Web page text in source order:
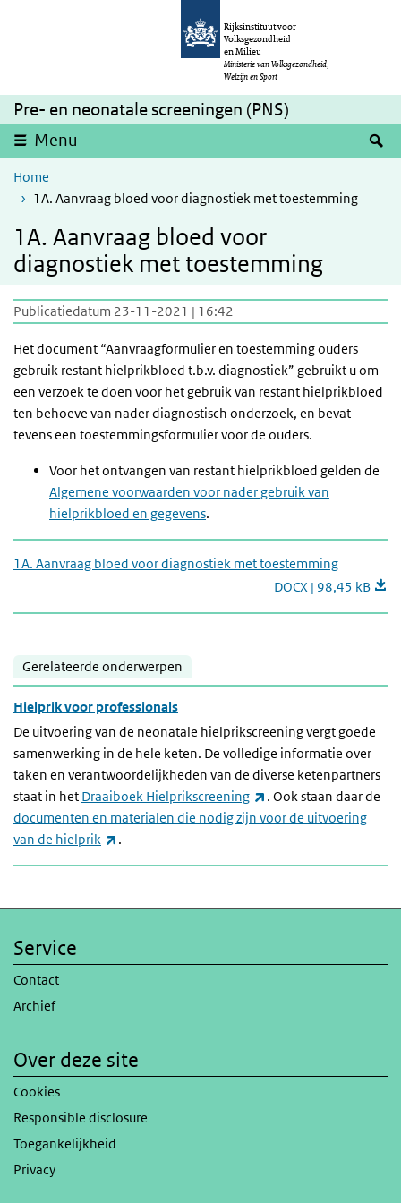
Overslaan en naar de inhoud gaan
Rijksinstituut voor
Volksgezondheid
en Milieu
Ministerie van Volksgezondheid,
Welzijn en Sport
Pre- en neonatale screeningen (PNS)
Menu
Home
1A. Aanvraag bloed voor diagnostiek met toestemming
1A. Aanvraag bloed voor
diagnostiek met toestemming
Publicatiedatum 23-11-2021 | 16:42
Het document “Aanvraagformulier en toestemming ouders
gebruik restant hielprikbloed t.b.v. diagnostiek” gebruikt u om
een verzoek te doen voor het gebruik van restant hielprikbloed
ten behoeve van nader diagnostisch onderzoek, en bevat
tevens een toestemmingsformulier voor de ouders.
Voor het ontvangen van restant hielprikbloed gelden de
Algemene voorwaarden voor nader gebruik van
hielprikbloed en gegevens.
1A. Aanvraag bloed voor diagnostiek met toestemming
DOCX | 98,45 kB
Gerelateerde onderwerpen
Hielprik voor professionals
De uitvoering van de neonatale hielprikscreening vergt goede
samenwerking in de hele keten. De volledige informatie over
taken en verantwoordelijkheden van de diverse ketenpartners
staat in het Draaiboek Hielprikscreening (externe link)
. Ook staan daar de
documenten en materialen die nodig zijn voor de uitvoering
van de hielprik
(externe link)
.
Service
Contact
Archief
Over deze site
Cookies
Responsible disclosure
Toegankelijkheid
Privacy